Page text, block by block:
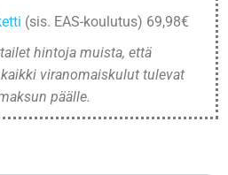
(sis. EAS-koulutus) 69,98€
hintoja muista, että
viranomaiskulut tulevat
päälle.